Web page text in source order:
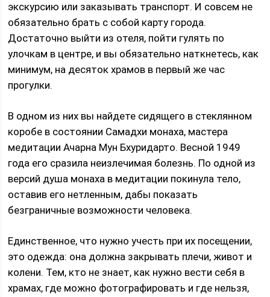
экскурсию или заказывать транспорт. И совсем не
обязательно брать с собой карту города.
Достаточно выйти из отеля, пойти гулять по
улочкам в центре, и вы обязательно наткнетесь, как
минимум, на десяток храмов в первый же час
прогулки.
В одном из них вы найдете сидящего в стеклянном
коробе в состоянии Самадхи монаха, мастера
медитации Ачарна Мун Бхуридарто. Весной 1949
года его сразила неизлечимая болезнь. По одной из
версий душа монаха в медитации покинула тело,
оставив его нетленным, дабы показать
безграничные возможности человека.
Единственное, что нужно учесть при их посещении,
это одежда: она должна закрывать плечи, живот и
колени. Тем, кто не знает, как нужно вести себя в
храмах, где можно фотографировать и где нельзя,